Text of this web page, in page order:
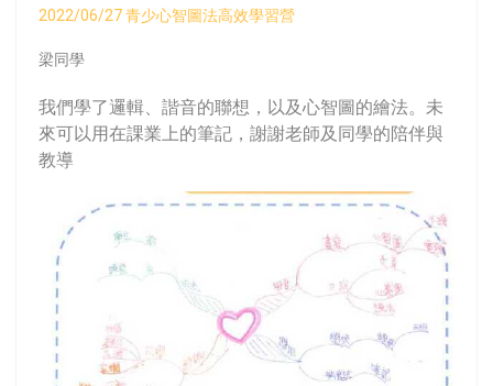
2022/06/27 青少心智圖法高效學習營
梁同學
我們學了邏輯、諧音的聯想，以及心智圖的繪法。未
來可以用在課業上的筆記，謝謝老師及同學的陪伴與
教導